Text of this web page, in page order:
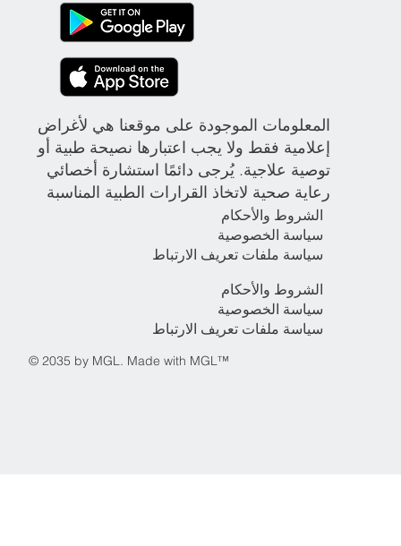
المعلومات الموجودة على موقعنا هي لأغراض
إعلامية فقط ولا يجب اعتبارها نصيحة طبية أو
توصية علاجية. يُرجى دائمًا استشارة أخصائي
رعاية صحية لاتخاذ القرارات الطبية المناسبة
الشروط والأحكام
سياسة الخصوصية
سياسة ملفات تعريف الارتباط
الشروط والأحكام
سياسة الخصوصية
سياسة ملفات تعريف الارتباط
© 2035 by MGL. Made with MGL™